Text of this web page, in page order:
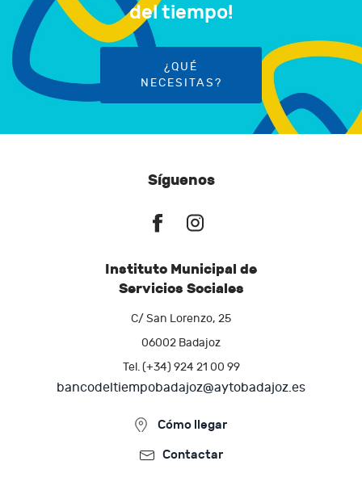
del tiempo!
¿QUÉ
NECESITAS?
Síguenos
Instituto Municipal de
Servicios Sociales
C/ San Lorenzo, 25
06002 Badajoz
Tel. (+34) 924 21 00 99
bancodeltiempobadajoz@aytobadajoz.es
Cómo llegar
Contactar